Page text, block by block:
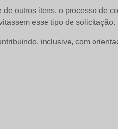
outros itens, o processo de
esse tipo de solicitação.
inclusive, com